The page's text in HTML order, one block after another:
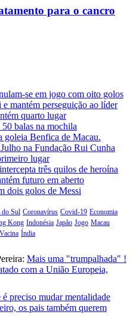
para o cancro
se em jogo com oito golos
mantém perseguição ao líder
quarto lugar
balas na mochila
goleia Benfica de Macau.
na Fundação Rui Cunha
lugar
três quilos de heroína
futuro em aberto
dois golos de Messi
do Sul Coronavírus Covid-19 Economia
Kong Indonésia Japão Jogo Macau
Vacina Índia
Mais uma "trumpalhada" !
com a União Europeia,
preciso mudar mentalidade
os pais também querem